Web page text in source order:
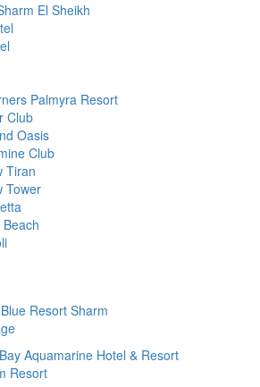
El Sheikh
Palmyra Resort
Club
Oasis
Club
Tiran
Tower
Resort Sharm
Aquamarine Hotel & Resort
Resort